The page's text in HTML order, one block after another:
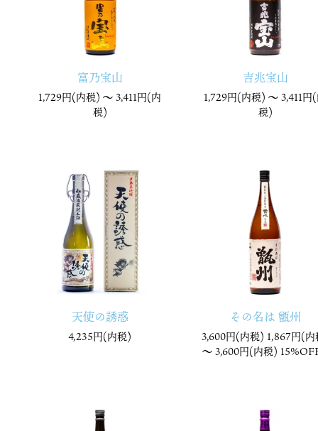
富乃宝山
1,729円(内税) 〜3,411円(内
税)
吉兆宝山
1,729円(内税) 〜3,411円
税)
天使の誘惑
4,235円(内税)
その名は 甑州
3,600円(内税) 1,867円(
〜3,600円(内税)